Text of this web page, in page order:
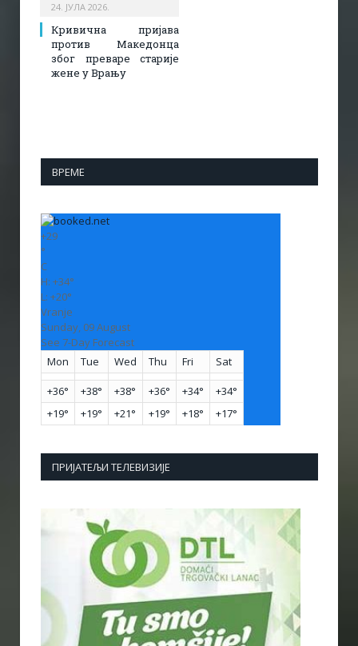
24. ЈУЛА 2026.
Кривична пријава
против Македонца
због преваре старије
жене у Врању
ВРЕМЕ
+29
°
C
H: +34°
L: +20°
Vranje
Sunday, 09 August
See 7-Day Forecast
Mon
Tue Wed Thu Fri Sat
+36° +38° +38° +36° +34° +34°
+19° +19° +21° +19° +18° +17°
ПРИЈАТЕЉИ ТЕЛЕВИЗИЈЕ